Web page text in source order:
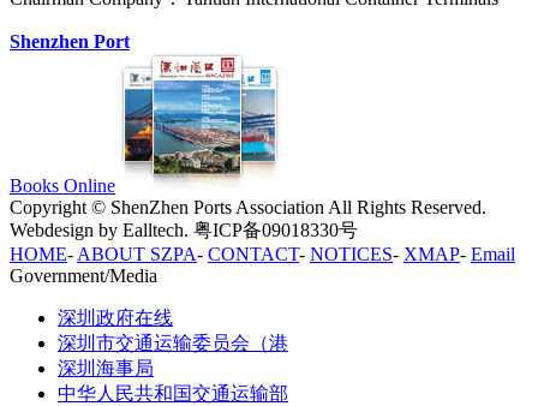
Shenzhen Port
Books Online
Copyright © ShenZhen Ports Association All Rights Reserved.
Webdesign by Ealltech. 粤ICP备09018330号
HOME- ABOUT SZPA- CONTACT- NOTICES- XMAP- Email
Government/Media
深圳政府在线
深圳市交通运输委员会（港
深圳海事局
中华人民共和国交通运输部